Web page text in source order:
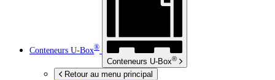
Conteneurs U-Box®
Conteneurs U-Box®
Retour au menu principal